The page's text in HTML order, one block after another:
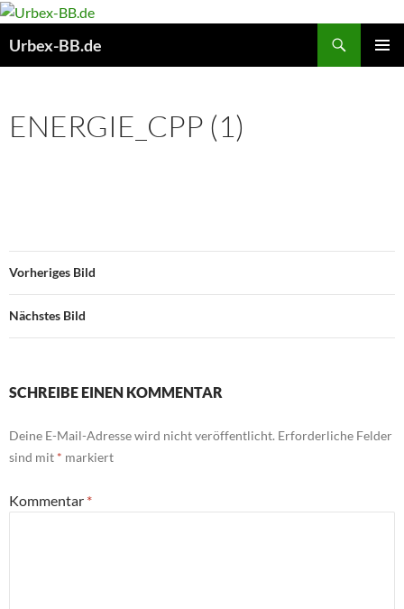
Urbex-BB.de
ENERGIE_CPP (1)
Vorheriges Bild
Nächstes Bild
SCHREIBE EINEN KOMMENTAR
Deine E-Mail-Adresse wird nicht veröffentlicht. Erforderliche Felder
sind mit * markiert
Kommentar *